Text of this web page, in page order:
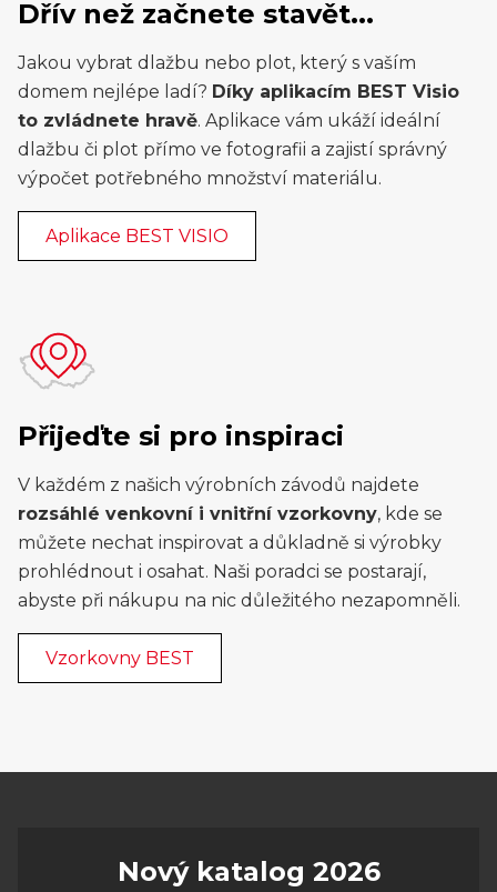
Dřív než začnete stavět...
Jakou vybrat dlažbu nebo plot, který s vaším
domem nejlépe ladí? Díky aplikacím BEST Visio
to zvládnete hravě. Aplikace vám ukáží ideální
dlažbu či plot přímo ve fotografii a zajistí správný
výpočet potřebného množství materiálu.
Aplikace BEST VISIO
Přijeďte si pro inspiraci
V každém z našich výrobních závodů najdete
rozsáhlé venkovní i vnitřní vzorkovny, kde se
můžete nechat inspirovat a důkladně si výrobky
prohlédnout i osahat. Naši poradci se postarají,
abyste při nákupu na nic důležitého nezapomněli.
Vzorkovny BEST
Nový katalog 2026